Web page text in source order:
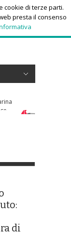
Agosto 2026
di
cookie di terze parti.
presta il consenso